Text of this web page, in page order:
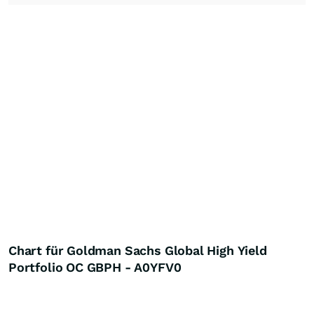
Chart für Goldman Sachs Global High Yield
Portfolio OC GBPH - A0YFV0